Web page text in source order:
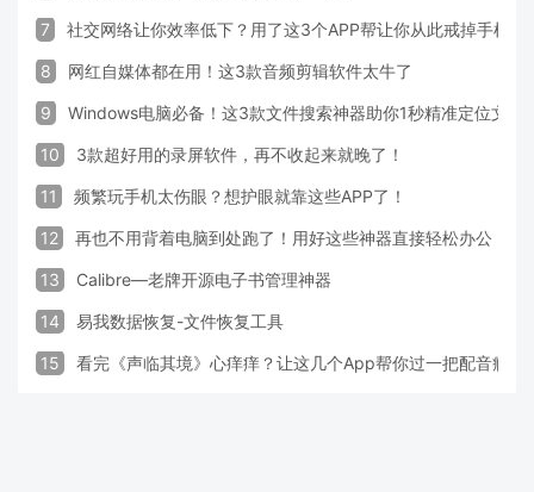
7 社交网络让你效率低下？用了这3个APP帮让你从此戒掉手机！
8 网红自媒体都在用！这3款音频剪辑软件太牛了
9 Windows电脑必备！这3款文件搜索神器助你1秒精准定位文件
10 3款超好用的录屏软件，再不收起来就晚了！
11 频繁玩手机太伤眼？想护眼就靠这些APP了！
12 再也不用背着电脑到处跑了！用好这些神器直接轻松办公
13 Calibre—老牌开源电子书管理神器
14 易我数据恢复-文件恢复工具
15 看完《声临其境》心痒痒？让这几个App帮你过一把配音瘾